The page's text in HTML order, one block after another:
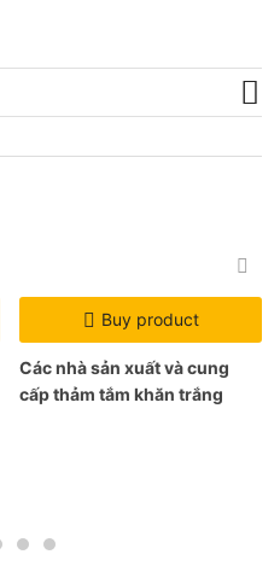
Buy product
Các nhà sản xuất và cung
cấp thảm tắm khăn trắng